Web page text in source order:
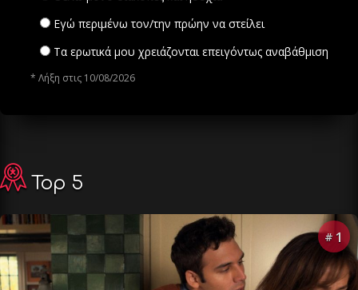
Εγώ περιμένω τον/την πρώην να στείλει
Τα ερωτικά μου χρειάζονται επειγόντως αναβάθμιση
* Λήξη στις 10/08/2026
Top 5
# 1